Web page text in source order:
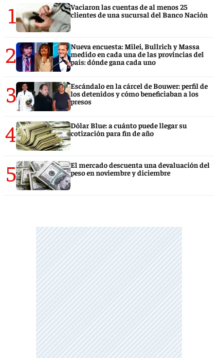
1
Vaciaron las cuentas de al menos 25
clientes de una sucursal del Banco Nación
2
Nueva encuesta: Milei, Bullrich y Massa
medido en cada una de las provincias del
país: dónde gana cada uno
3
Escándalo en la cárcel de Bouwer: perfil de
los detenidos y cómo beneficiaban a los
presos
4
Dólar Blue: a cuánto puede llegar su
cotización para fin de año
5
El mercado descuenta una devaluación del
peso en noviembre y diciembre